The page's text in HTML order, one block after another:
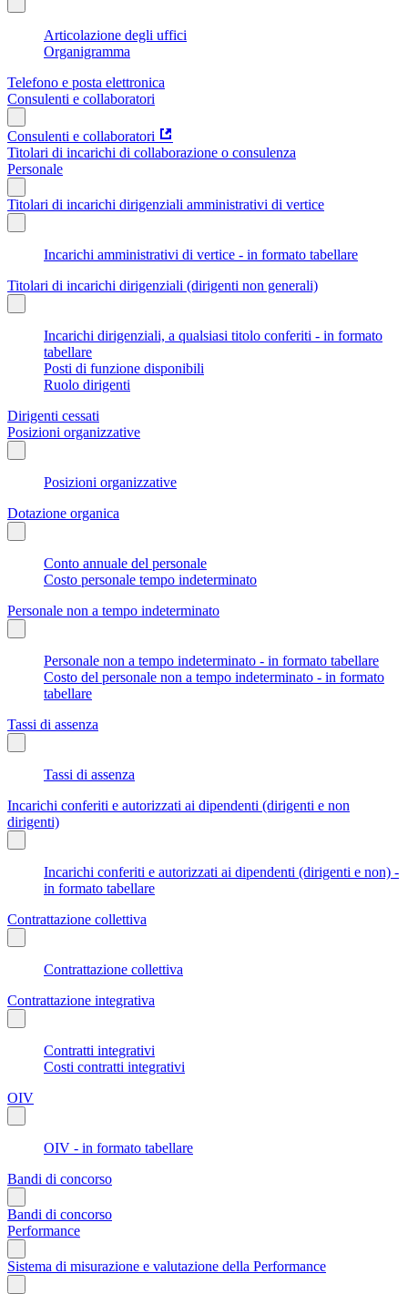
Articolazione degli uffici
Organigramma
Telefono e posta elettronica
Consulenti e collaboratori
Consulenti e collaboratori
Titolari di incarichi di collaborazione o consulenza
Personale
Titolari di incarichi dirigenziali amministrativi di vertice
Incarichi amministrativi di vertice - in formato tabellare
Titolari di incarichi dirigenziali (dirigenti non generali)
Incarichi dirigenziali, a qualsiasi titolo conferiti - in formato
tabellare
Posti di funzione disponibili
Ruolo dirigenti
Dirigenti cessati
Posizioni organizzative
Posizioni organizzative
Dotazione organica
Conto annuale del personale
Costo personale tempo indeterminato
Personale non a tempo indeterminato
Personale non a tempo indeterminato - in formato tabellare
Costo del personale non a tempo indeterminato - in formato
tabellare
Tassi di assenza
Tassi di assenza
Incarichi conferiti e autorizzati ai dipendenti (dirigenti e non
dirigenti)
Incarichi conferiti e autorizzati ai dipendenti (dirigenti e non) -
in formato tabellare
Contrattazione collettiva
Contrattazione collettiva
Contrattazione integrativa
Contratti integrativi
Costi contratti integrativi
OIV
OIV - in formato tabellare
Bandi di concorso
Bandi di concorso
Performance
Sistema di misurazione e valutazione della Performance